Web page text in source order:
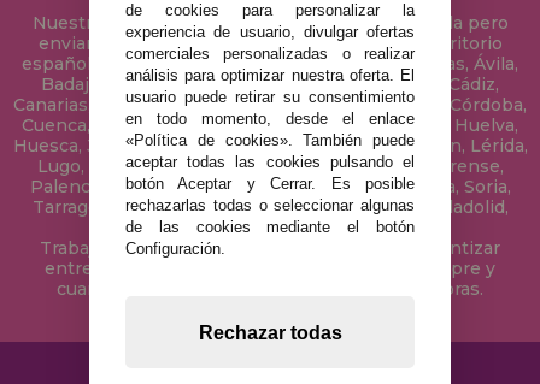
Nuestra tienda de puzzles está ubicada en Sevilla pero
enviamos tus puzzles a cualquier ciudad del territorio
español: Álava, Albacete, Alicante, Almería, Asturias, Ávila,
Badajoz, Baleares, Barcelona, Burgos, Cáceres, Cádiz,
Canarias, Cantabria, Castellón, Ceuta, Ciudad Real, Córdoba,
Cuenca, Gerona, Granada, Guadalajara, Guipúzcoa, Huelva,
Huesca, Jaén, La Coruña, La Rioja, Las Palmas, Leon, Lérida,
Lugo, Madrid, Málaga, Melilla, Murcia, Navarra, Orense,
Palencia, Pontevedra, Salamanca, Segovia, Sevilla, Soria,
Tarragona, Tenerife, Teruel, Toledo, Valencia, Valladolid,
Vizcaya, Zamora y Zaragoza.
Trabajamos con Stocks permanentes para garantizar
entregas rápidas en territorio peninsular, siempre y
cuando el pedido se realice antes de las 18 horas.
de cookies para personalizar la
experiencia de usuario, divulgar ofertas
comerciales personalizadas o realizar
análisis para optimizar nuestra oferta. El
usuario puede retirar su consentimiento
en todo momento, desde el enlace
«Política de cookies». También puede
aceptar todas las cookies pulsando el
botón Aceptar y Cerrar. Es posible
rechazarlas todas o seleccionar algunas
de las cookies mediante el botón
Configuración.
Rechazar todas